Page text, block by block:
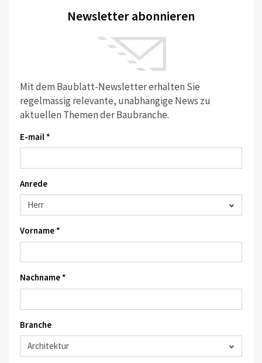
Newsletter abonnieren
Mit dem Baublatt-Newsletter erhalten Sie
regelmässig relevante, unabhängige News zu
aktuellen Themen der Baubranche.
E-mail *
Anrede
Vorname *
Nachname *
Branche